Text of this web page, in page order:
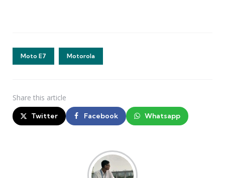
Moto E7 Motorola
Share this article
Twitter Facebook Whatsapp